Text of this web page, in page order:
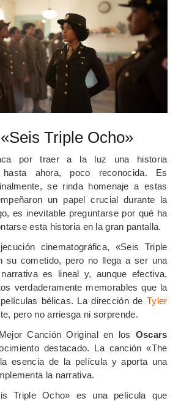
Triple Ocho»
por traer a la luz una historia
hasta ahora, poco reconocida. Es
se rinda homenaje a estas
un papel crucial durante la
es inevitable preguntarse por qué ha
esta historia en la gran pantalla.
cinematográfica, «Seis Triple
su cometido, pero no llega a ser una
es lineal y, aunque efectiva,
verdaderamente memorables que la
bélicas. La dirección de Tyler
pero no arriesga ni sorprende.
Canción Original en los Oscars
destacado. La canción «The
esencia de la película y aporta una
la narrativa.
Triple Ocho» es una película que